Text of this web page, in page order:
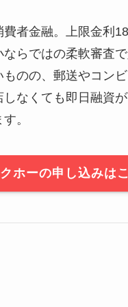
費者金融。上限金利
らではの柔軟審査で
ものの、郵送やコン
しなくても即日融資
。
ホーの申し込みは